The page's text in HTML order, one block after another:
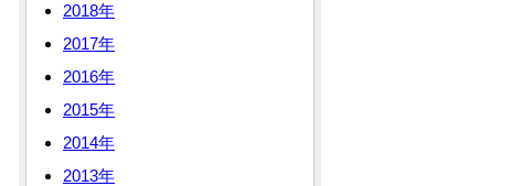
2018年
2017年
2016年
2015年
2014年
2013年